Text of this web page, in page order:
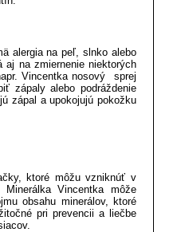
alergia na peľ, slnko alebo
aj na zmiernenie niektorých
Vincentka nosový sprej
zápaly alebo podráždenie
zápal a upokojujú pokožku
ktoré môžu vzniknúť v
Minerálka Vincentka môže
obsahu minerálov, ktoré
pri prevencii a liečbe